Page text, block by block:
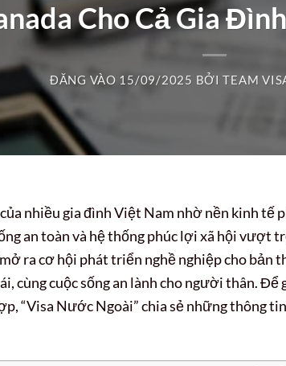
Cho Cả Gia
ĐĂNG VÀO 15/09/2025 BỞITEAM
nhiều gia đình Việt Nam nhờ nền kinh tế
an toàn và hệ thống phúc lợi xã hội vượt
ra cơ hội phát triển nghề nghiệp cho bản
cùng cuộc sống an lành cho người thân. Để
“Visa Nước Ngoài” chia sẻ những thông